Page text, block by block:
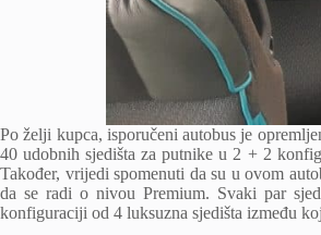
Po želji kupca, isporučeni autobus je
40 udobnih sjedišta za putnike u 2 + 2
Također, vrijedi spomenuti da su u ovom
da se radi o nivou Premium. Svaki par
konfiguraciji od 4 luksuzna sjedišta između